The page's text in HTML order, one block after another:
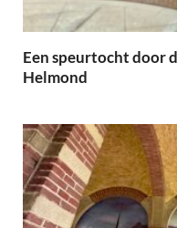
Een speurtocht door
Helmond